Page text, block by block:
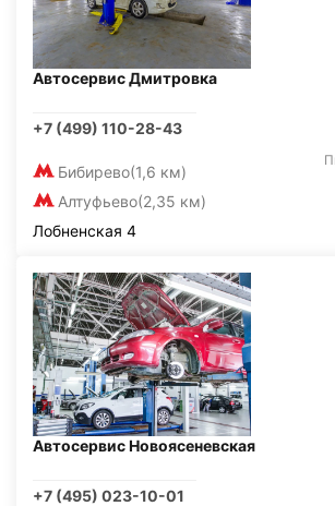
Автосервис Дмитровка
+7 (499) 110-28-43
Бибирево(1,6 км)
Алтуфьево(2,35 км)
Лобненская 4
Автосервис Новоясеневская
+7 (495) 023-10-01